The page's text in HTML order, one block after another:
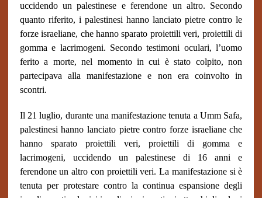
uccidendo un palestinese e ferendone un altro. Secondo
quanto riferito, i palestinesi hanno lanciato pietre contro le
forze israeliane, che hanno sparato proiettili veri, proiettili di
gomma e lacrimogeni. Secondo testimoni oculari, l’uomo
ferito a morte, nel momento in cui è stato colpito, non
partecipava alla manifestazione e non era coinvolto in
scontri.
Il 21 luglio, durante una manifestazione tenuta a Umm Safa,
palestinesi hanno lanciato pietre contro forze israeliane che
hanno sparato proiettili veri, proiettili di gomma e
lacrimogeni, uccidendo un palestinese di 16 anni e
ferendone un altro con proiettili veri. La manifestazione si è
tenuta per protestare contro la continua espansione degli